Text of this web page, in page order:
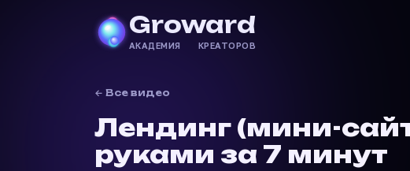
Groward
АКАДЕМИЯ КРЕАТОРОВ
← Все видео
Лендинг (мини-
руками за 7 минут